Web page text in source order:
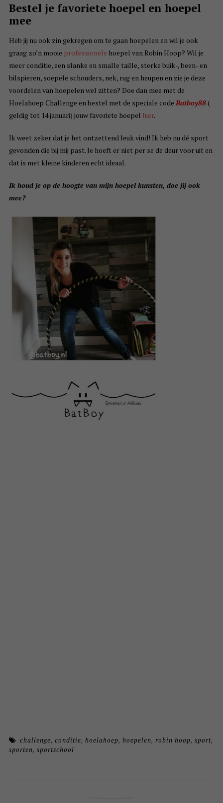
Bestel je favoriete hoepel en hoepel
mee
Heb jij nu ook zin gekregen om te gaan hoepelen en wil je ook
graag zo’n mooie professionele hoepel van Robin Hoop? Wil je
meer conditie, een slanke en smalle taille, sterke buik-, been- en
bilspieren, soepele schouders, nek, rug en heupen en zie je deze
voordelen van hoepelen wel zitten? Doe dan mee met de
Hoelahoep Challenge en bestel met de speciale code Batboy88(
geldig tot 14 januari) jouw favoriete hoepel hier.
Ik weet zeker dat je het ontzettend leuk vind! Ik heb nu dé sport
gevonden die bij mij past. Je hoeft er niet per se de deur voor uit en
dat is met kleine kinderen echt ideaal.
Ik houd je op de hoogte van mijn hoepel kunsten, doe jij ook
mee?
challenge,conditie,hoelahoep,hoepelen,robin hoop,sport,
sporten, sportschool